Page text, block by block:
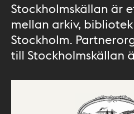
Stockholmskällan är
mellan arkiv,
Stockholm.
till Stockholmskällan